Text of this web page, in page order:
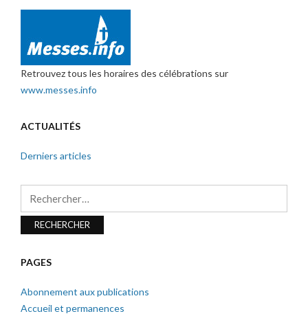
Retrouvez tous les horaires des célébrations sur
www.messes.info
ACTUALITÉS
Derniers articles
PAGES
Abonnement aux publications
Accueil et permanences